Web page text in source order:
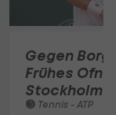
Gegen
Frühes
Stockholm
Tennis - ATP